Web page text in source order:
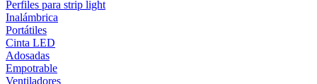
Perfiles para strip light
Inalámbrica
Portátiles
Cinta LED
Adosadas
Empotrable
Ventiladores